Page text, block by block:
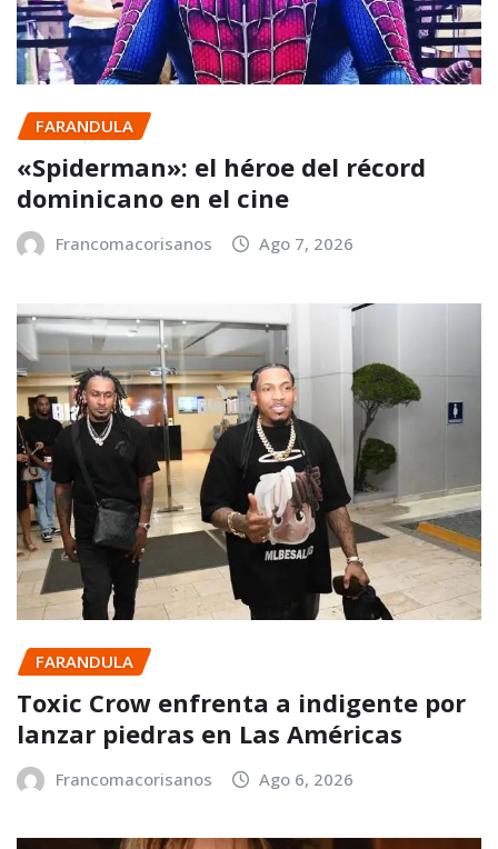
FARANDULA
«Spiderman»: el héroe del récord
dominicano en el cine
Francomacorisanos Ago 7, 2026
FARANDULA
Toxic Crow enfrenta a indigente por
lanzar piedras en Las Américas
Francomacorisanos Ago 6, 2026